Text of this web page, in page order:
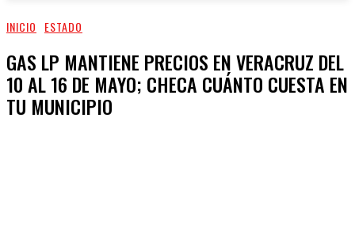
INICIO ESTADO
GAS LP MANTIENE PRECIOS EN VERACRUZ DEL
10 AL 16 DE MAYO; CHECA CUÁNTO CUESTA EN
TU MUNICIPIO